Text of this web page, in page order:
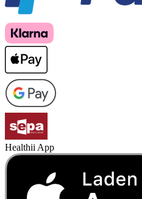
Healthii App